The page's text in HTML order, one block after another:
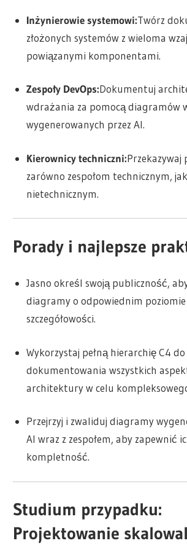
Inżynierowie systemowi:Twórz
złożonych systemów z wieloma
powiązanymi komponentami.
Zespoły DevOps:Dokumentuj
wdrażania za pomocą diagramów
wygenerowanych przez AI.
Kierownicy techniczni:Przekazywaj
zarówno zespołom technicznym,
nietechnicznym.
Porady i najlepsze
Jasno określ swoją publiczność,
diagramy o odpowiednim
szczegółowości.
Wykorzystaj pełną hierarchię C4 do
dokumentowania wszystkich
architektury w celu
Przejrzyj i zwaliduj diagramy
AI wraz z zespołem, aby zapewnić
kompletność.
Studium przypadku:
Projektowanie